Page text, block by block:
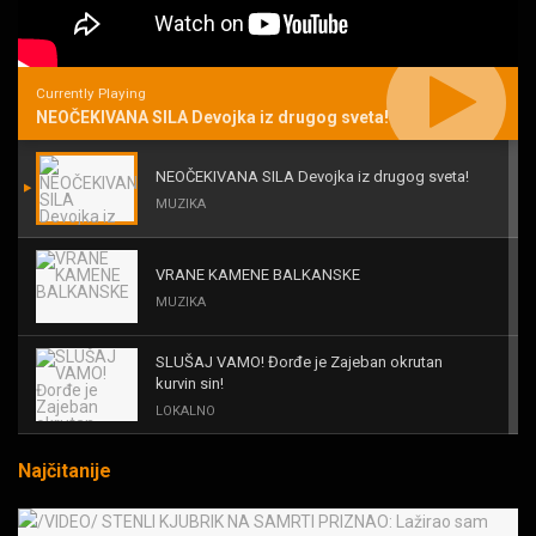
Currently Playing
NEOČEKIVANA SILA Devojka iz drugog sveta!
NEOČEKIVANA SILA Devojka iz drugog sveta!
MUZIKA
VRANE KAMENE BALKANSKE
MUZIKA
SLUŠAJ VAMO! Đorđe je Zajeban okrutan
kurvin sin!
LOKALNO
Najčitanije